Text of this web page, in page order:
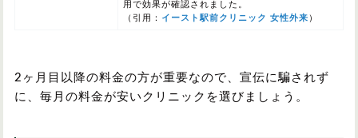
用で効果が確認されました。
（引用： イースト駅前クリニック 女性外来 ）
2ヶ月目以降の料金の方が重要なので、宣伝に騙されず
に、毎月の料金が安いクリニックを選びましょう。